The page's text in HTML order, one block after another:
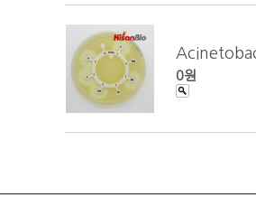
0원